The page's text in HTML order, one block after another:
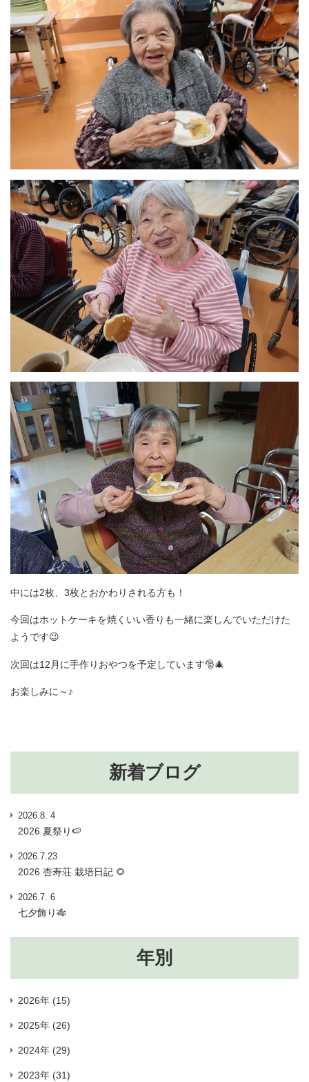
中には2枚、3枚とおかわりされる方も！
今回はホットケーキを焼くいい香りも一緒に楽しんでいただけた
ようです😉
次回は12月に手作りおやつを予定しています🎅🎄
お楽しみに～♪
新着ブログ
2026.8. 4
2026 夏祭り🍉
2026.7.23
2026 杏寿荘 栽培日記 🌻
2026.7. 6
七夕飾り🎋
年別
2026年 (15)
2025年 (26)
2024年 (29)
2023年 (31)